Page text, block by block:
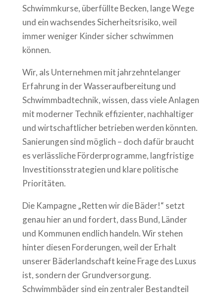
Schwimmkurse, überfüllte Becken, lange Wege
und ein wachsendes Sicherheitsrisiko, weil
immer weniger Kinder sicher schwimmen
können.
Wir, als Unternehmen mit jahrzehntelanger
Erfahrung in der Wasseraufbereitung und
Schwimmbadtechnik, wissen, dass viele Anlagen
mit moderner Technik effizienter, nachhaltiger
und wirtschaftlicher betrieben werden könnten.
Sanierungen sind möglich – doch dafür braucht
es verlässliche Förderprogramme, langfristige
Investitionsstrategien und klare politische
Prioritäten.
Die Kampagne „Retten wir die Bäder!“ setzt
genau hier an und fordert, dass Bund, Länder
und Kommunen endlich handeln. Wir stehen
hinter diesen Forderungen, weil der Erhalt
unserer Bäderlandschaft keine Frage des Luxus
ist, sondern der Grundversorgung.
Schwimmbäder sind ein zentraler Bestandteil